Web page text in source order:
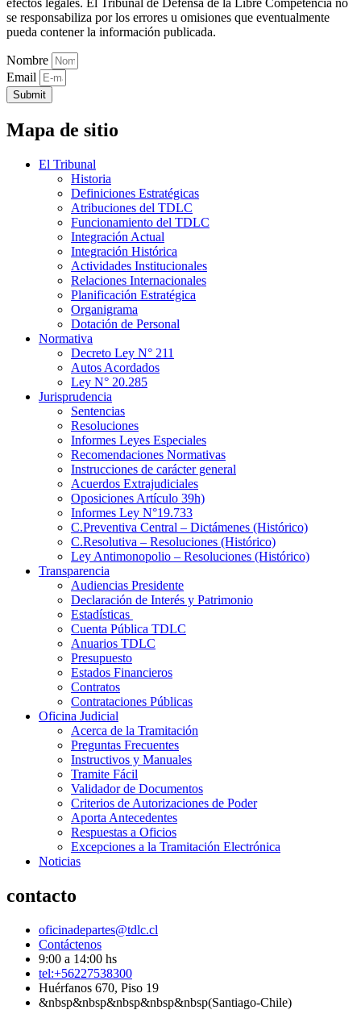
efectos legales. El Tribunal de Defensa de la Libre Competencia no
se responsabiliza por los errores u omisiones que eventualmente
pueda contener la información publicada.
Nombre
Email
Submit
Mapa de sitio
El Tribunal
Historia
Definiciones Estratégicas
Atribuciones del TDLC
Funcionamiento del TDLC
Integración Actual
Integración Histórica
Actividades Institucionales
Relaciones Internacionales
Planificación Estratégica
Organigrama
Dotación de Personal
Normativa
Decreto Ley N° 211
Autos Acordados
Ley N° 20.285
Jurisprudencia
Sentencias
Resoluciones
Informes Leyes Especiales
Recomendaciones Normativas
Instrucciones de carácter general
Acuerdos Extrajudiciales
Oposiciones Artículo 39h)
Informes Ley N°19.733
C.Preventiva Central – Dictámenes (Histórico)
C.Resolutiva – Resoluciones (Histórico)
Ley Antimonopolio – Resoluciones (Histórico)
Transparencia
Audiencias Presidente
Declaración de Interés y Patrimonio
Estadísticas
Cuenta Pública TDLC
Anuarios TDLC
Presupuesto
Estados Financieros
Contratos
Contrataciones Públicas
Oficina Judicial
Acerca de la Tramitación
Preguntas Frecuentes
Instructivos y Manuales
Tramite Fácil
Validador de Documentos
Criterios de Autorizaciones de Poder
Aporta Antecedentes
Respuestas a Oficios
Excepciones a la Tramitación Electrónica
Noticias
contacto
oficinadepartes@tdlc.cl
Contáctenos
9:00 a 14:00 hs
tel:+56227538300
Huérfanos 670, Piso 19
&nbsp&nbsp&nbsp&nbsp&nbsp(Santiago-Chile)